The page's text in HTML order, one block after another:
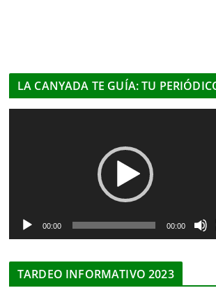
LA CANYADA TE GUÍA: TU
c
00:00 00:00
TARDEO INFORMATIVO 2023